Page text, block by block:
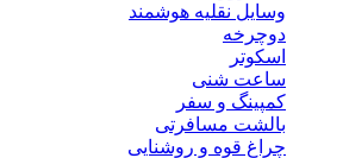
وسایل نقلیه هوشمند
دوچرخه
اسکوتر
ساعت شنی
کمپینگ و سفر
بالشت مسافرتی
چراغ قوه و روشنایی